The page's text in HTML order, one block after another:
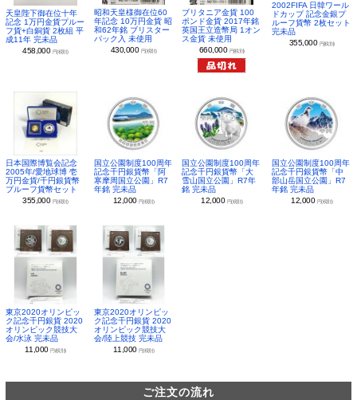
天皇陛下御在位十年
記念 1万円金貨プルー
フ貨+白銅貨 2枚組 平
成11年 完未品
458,000 円(税別)
昭和天皇様御在位60
年記念 10万円金貨 昭
和62年銘 ブリスター
パック入 未使用
430,000 円(税別)
ブリタニア金貨 100
ポンド金貨 2017年銘
英国王立造幣局 1オン
ス金貨 未使用
660,000 円(税別)
2002FIFA 日韓ワール
ドカップ 記念金銀プ
ルーフ貨幣 2枚セット
完未品
355,000 円(税別)
日本国際博覧会記念
2005年/愛地球博 壱
万円金貨/千円銀貨幣
プルーフ貨幣セット
355,000 円(税別)
国立公園制度100周年
記念千円銀貨幣「阿
寒摩周国立公園」R7
年銘 完未品
12,000 円(税別)
国立公園制度100周年
記念千円銀貨幣「大
雪山国立公園」R7年
銘 完未品
12,000 円(税別)
国立公園制度100周年
記念千円銀貨幣「中
部山岳国立公園」R7
年銘 完未品
12,000 円(税別)
東京2020オリンピッ
ク記念千円銀貨 2020
オリンピック競技大
会/水泳 完未品
11,000円(税別)
東京2020オリンピッ
ク記念千円銀貨 2020
オリンピック競技大
会/陸上競技 完未品
11,000 円(税別)
ご注文の流れ